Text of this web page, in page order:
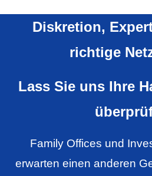
Diskretion,
richtige
Lass Sie uns Ihre
Family Offices und
erwarten einen anderen